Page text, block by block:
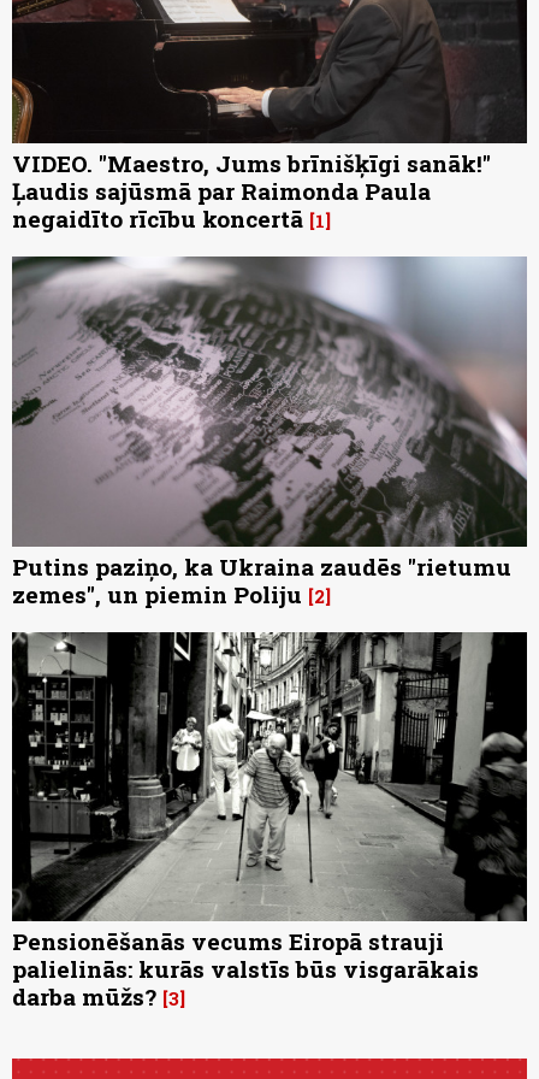
VIDEO. "Maestro, Jums brīnišķīgi sanāk!"
Ļaudis sajūsmā par Raimonda Paula
negaidīto rīcību koncertā 1
Putins paziņo, ka Ukraina zaudēs "rietumu
zemes", un piemin Poliju 2
Pensionēšanās vecums Eiropā strauji
palielinās: kurās valstīs būs visgarākais
darba mūžs? 3